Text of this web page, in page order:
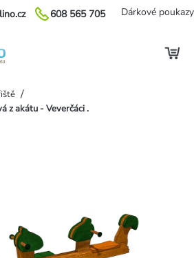
608 565 705 Dárkové poukazy
/
z akátu - Veverčáci .